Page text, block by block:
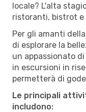
locale? L'alta
ristoranti, bistrot
Per gli amanti
di esplorare la
un appassionato
in escursioni in
permetterà di
Le principali
includono: